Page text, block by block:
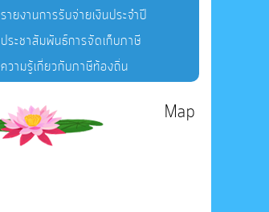
รายงานการรับจ่ายเงินประจำปี
ประชาสัมพันธ์การจัดเก็บภาษี
ความรู้เกี่ยวกับภาษีท้องถิ่น
Map